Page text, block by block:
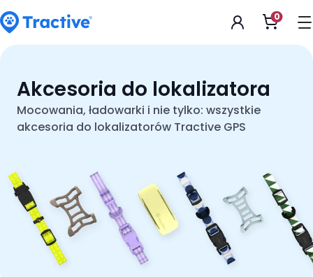
Accessibility
Statement
tractive
0
Akcesoria do lokalizatora
Mocowania, ładowarki i nie tylko: wszystkie
akcesoria do lokalizatorów Tractive GPS